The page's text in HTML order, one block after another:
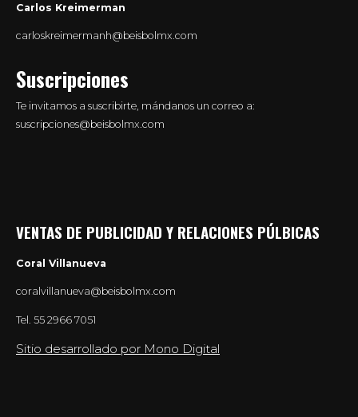
Carlos Kreimerman
carloskreimermanh@beisbolmx.com
Suscripciones
Te invitamos a suscribirte, mándanos un correo a:
suscripciones@beisbolmx.com
VENTAS DE PUBLICIDAD Y RELACIONES PÚLBICAS
Coral Villanueva
coralvillanueva@beisbolmx.com
Tel. 55 2966 7051
Sitio desarrollado por Mono Digital